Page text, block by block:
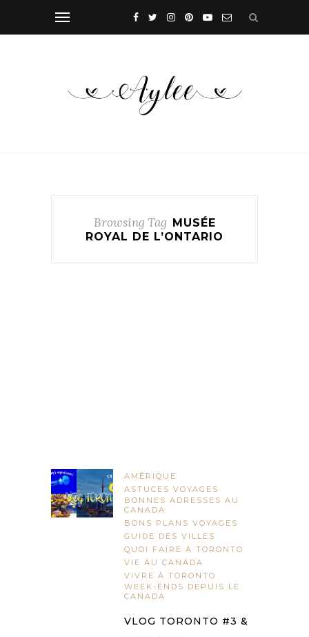
Browsing Tag
MUSÉE
ROYAL DE L’ONTARIO
AMÉRIQUE
ASTUCES VOYAGES
BONNES ADRESSES AU
CANADA
BONS PLANS VOYAGES
GUIDE DES VILLES
QUOI FAIRE À TORONTO
VIE AU CANADA
VIVRE À TORONTO
WEEK-ENDS DEPUIS LE
CANADA
VLOG TORONTO #3 &